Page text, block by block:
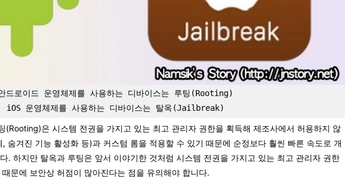
드로이드 운영체제를 사용하는 디바이스는 루팅(Rooting)
iOS 운영체제를 사용하는 디바이스는 탈옥(Jailbreak)
(Rooting)은 시스템 전권을 가지고 있는 최고 관리자 권한을 획득해 제조사에서 허용하지 않
숨겨진 기능 활성화 등)과 커스텀 롬을 적용할 수 있기 때문에 순정보다 훨씬 빠른 속도로 개
. 하지만 탈옥과 루팅은 앞서 이야기한 것처럼 시스템 전권을 가지고 있는 최고 관리자 권한
문에 보안상 허점이 많아진다는 점을 유의해야 합니다.